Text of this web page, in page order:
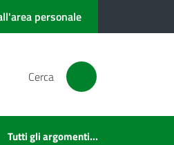
personale
Cerca
Tutti gli argomenti...